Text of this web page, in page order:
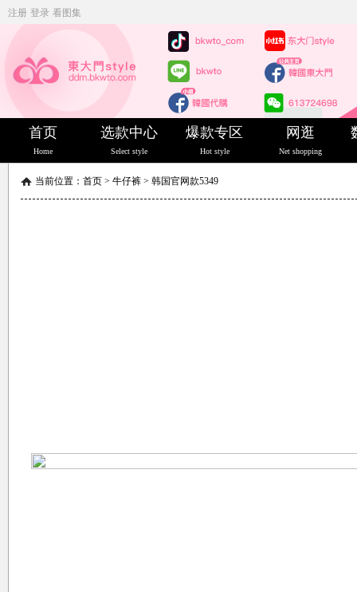
注册 登录 看图集
首页
Home
选款中心
Select style
爆款专区
Hot style
网逛
Net shopping
当前位置： 首页 > 牛仔裤 > 韩国官网款5349